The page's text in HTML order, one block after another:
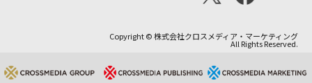
Copyright © 株式会社クロスメディア・マーケティング
All Rights Reserved.